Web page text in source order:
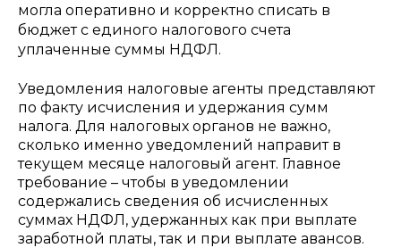
могла оперативно и корректно списать в
бюджет с единого налогового счета
уплаченные суммы НДФЛ.
Уведомления налоговые агенты представляют
по факту исчисления и удержания сумм
налога. Для налоговых органов не важно,
сколько именно уведомлений направит в
текущем месяце налоговый агент. Главное
требование – чтобы в уведомлении
содержались сведения об исчисленных
суммах НДФЛ, удержанных как при выплате
заработной платы, так и при выплате авансов.